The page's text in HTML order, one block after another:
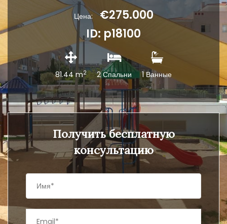
Цена:
€275.000
ID: p18100
81.44 m2 2 Спальни 1 Ванные
Получить бесплатную
консультацию